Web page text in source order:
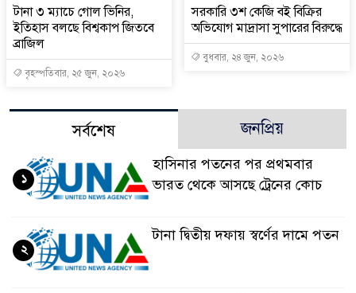
টানা ৩ ম্যাচে গোল ভিনির,
ইতিহাস বলছে বিশ্বকাপ জিতবে
ব্রাজিল
বৃহস্পতিবার, ২৫ জুন, ২০২৬
সরকারি ৩শ কেজি বই বিক্রির
অভিযোগ মাদ্রাসা সুপারের বিরুদ্ধে
বুধবার, ২৪ জুন, ২০২৬
সর্বশেষ জনপ্রিয়
হাসিনার পতনের পর প্রথমবার
ভারত থেকে আসছে ট্রেনের কোচ
১
টানা দ্বিতীয় দফায় স্বর্ণের দামে পতন
২